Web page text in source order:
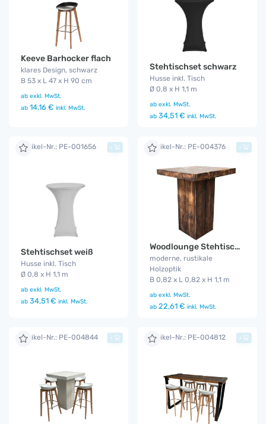
Keeve Barhocker flach
klares Design, schwarz
B 53 x L 47 x H 90 cm
ab exkl. MwSt.
ab 14,16 € inkl. MwSt.
Stehtischset schwarz
Husse inkl. Tisch
Ø 0,8 x H 1,1 m
ab exkl. MwSt.
ab 34,51 € inkl. MwSt.
Artikel-Nr.: PE-001656
Stehtischset weiß
Husse inkl. Tisch
Ø 0,8 x H 1,1 m
ab exkl. MwSt.
ab 34,51 € inkl. MwSt.
+ Artikel-Nr.: PE-004376
Woodlounge Stehtisch Industrial
moderne, rustikale
Holzoptik
B 0,82 x L 0,82 x H 1,1 m
ab exkl. MwSt.
ab 22,61 € inkl. MwSt.
+
Artikel-Nr.: PE-004844 + Artikel-Nr.: PE-004812 +